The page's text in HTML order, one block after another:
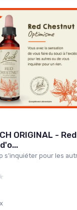
ORIGINAL -
s’inquiéter pour les